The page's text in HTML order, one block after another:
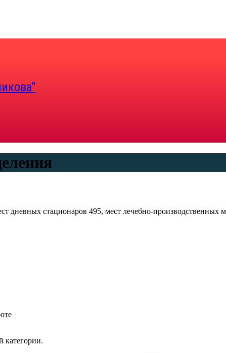
дневных стационаров 495, мест лечебно-производственных
категории.